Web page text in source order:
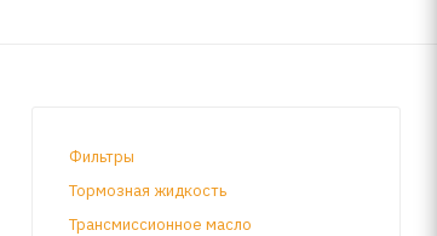
Фильтры
Тормозная жидкость
Трансмиссионное масло